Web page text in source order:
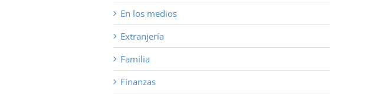
En los medios
Extranjería
Familia
Finanzas